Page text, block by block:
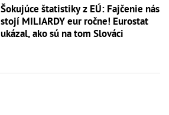
Šokujúce štatistiky z EÚ: Fajčenie nás
stojí MILIARDY eur ročne! Eurostat
ukázal, ako sú na tom Slováci